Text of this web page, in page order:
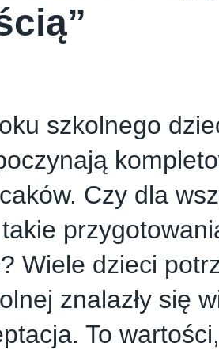
szkolnego
Czy dla
Wiele dzieci
znalazły się
To